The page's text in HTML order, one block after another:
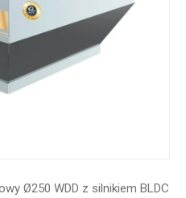
Ø250 WDD z silnikiem BLDC